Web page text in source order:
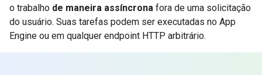
o trabalho de maneira assíncrona fora de uma solicitação
do usuário. Suas tarefas podem ser executadas no App
Engine ou em qualquer endpoint HTTP arbitrário.